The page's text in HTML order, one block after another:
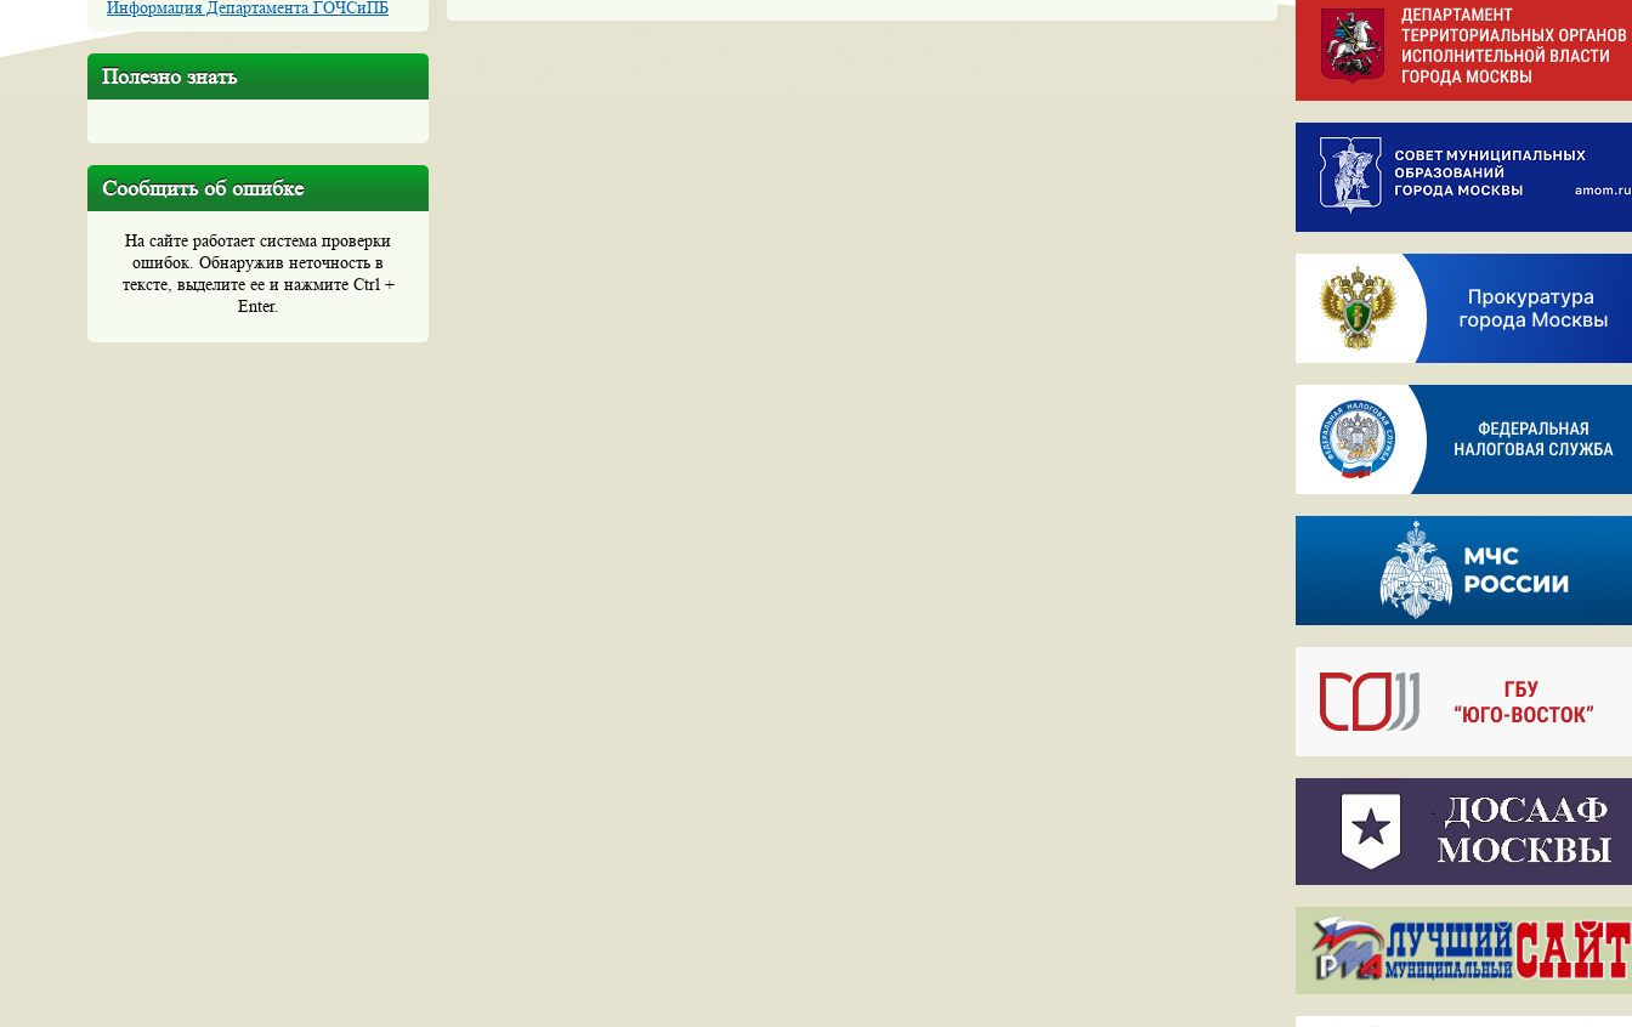
Информация Департамента ГОЧСиПБ
Полезно знать
Сообщить об ошибке
На сайте работает система проверки
ошибок. Обнаружив неточность в
тексте, выделите ее и нажмите Ctrl +
Enter.